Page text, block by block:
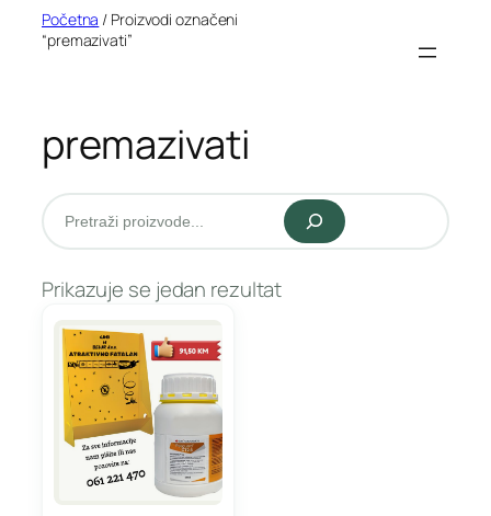
Početna / Proizvodi označeni
“premazivati”
premazivati
Pretraži
Prikazuje se jedan rezultat